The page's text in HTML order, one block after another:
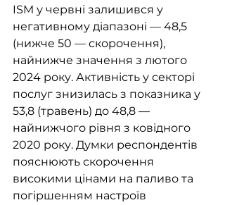
ISM у червні залишився у
негативному діапазоні — 48,5
(нижче 50 — скорочення),
найнижче значення з лютого
2024 року. Активність у секторі
послуг знизилась з показника у
53,8 (травень) до 48,8 —
найнижчого рівня з ковідного
2020 року. Думки респондентів
пояснюють скорочення
високими цінами на паливо та
погіршенням настроїв